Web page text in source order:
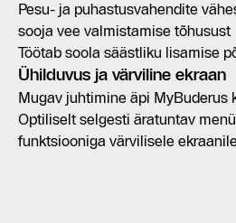
Pesu- ja puhastusvahendite
sooja vee valmistamise tõhusust
Töötab soola säästliku lisamise
Ühilduvus ja värviline ekraan
Mugav juhtimine äpi MyBuderus
Optiliselt selgesti äratuntav
funktsiooniga värvilisele ekraanile